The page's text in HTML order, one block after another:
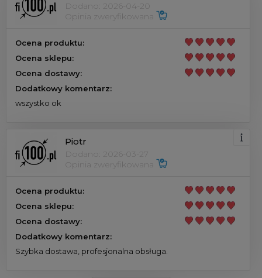
Dodano: 2026-04-20
Opinia zweryfikowana
Ocena produktu:
Ocena sklepu:
Ocena dostawy:
Dodatkowy komentarz:
wszystko ok
Piotr
Dodano: 2026-03-27
Opinia zweryfikowana
Ocena produktu:
Ocena sklepu:
Ocena dostawy:
Dodatkowy komentarz:
Szybka dostawa, profesjonalna obsługa.